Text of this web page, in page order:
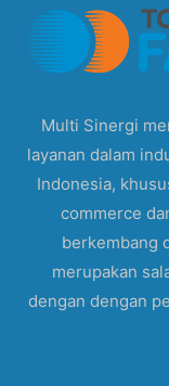
Multi Sinergi
layanan dalam
Indonesia,
commerce
berkembang
merupakan
dengan dengan